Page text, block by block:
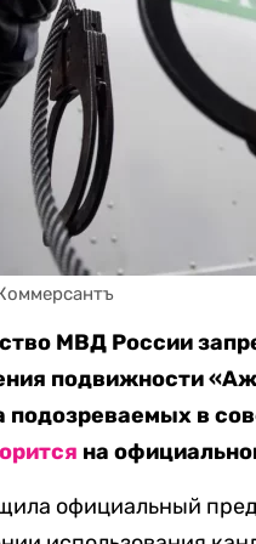
МВД России
подвижности
подозреваемых в
на
официальный